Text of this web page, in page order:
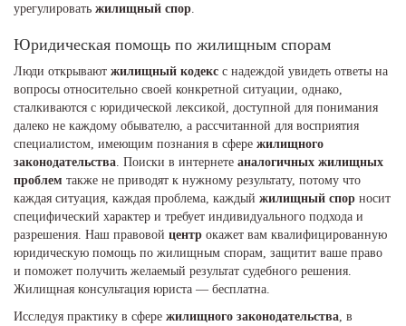
урегулировать жилищный спор
Юридическая помощь по жилищным спорам
Люди открывают жилищный кодекс с надеждой увидеть ответы на
вопросы относительно своей конкретной ситуации, однако,
сталкиваются с юридической лексикой, доступной для понимания
далеко не каждому обывателю, а рассчитанной для восприятия
специалистом, имеющим познания в сфере жилищного
законодательства . Поиски в интернете аналогичных жилищных
проблем также не приводят к нужному результату, потому что
каждая ситуация, каждая проблема, каждый жилищный спор носит
специфический характер и требует индивидуального подхода и
разрешения. Наш правовой центр окажет вам квалифицированную
юридическую помощь по жилищным спорам, защитит ваше право
и поможет получить желаемый результат судебного решения.
Жилищная консультация юриста — бесплатна.
Исследуя практику в сфере жилищного законодательства , в